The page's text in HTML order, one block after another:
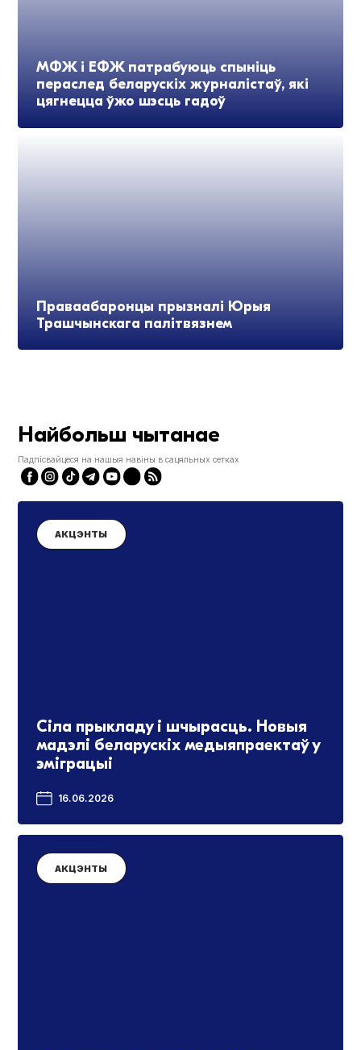
МФЖ і ЕФЖ патрабуюць спыніць
пераслед беларускіх журналістаў, які
цягнецца ўжо шэсць гадоў
Праваабаронцы прызналі Юрыя
Трашчынскага палітвязнем
Найбольш чытанае
Падпісвайцеся на нашыя навіны в сацяльных сетках
АКЦЭНТЫ
Сіла прыкладу і шчырасць. Новыя
мадэлі беларускіх медыяпраектаў у
эміграцыі
16.06.2026
АКЦЭНТЫ